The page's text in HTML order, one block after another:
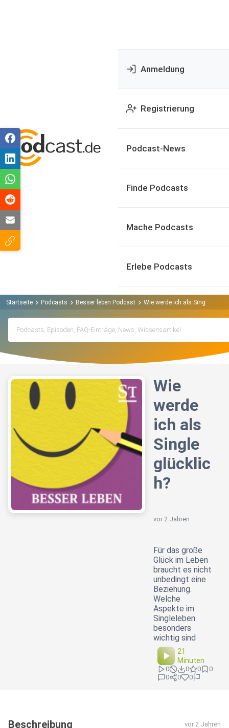
Anmeldung
Registrierung
Podcast-News
Finde Podcasts
Mache Podcasts
Erlebe Podcasts
Startseite Podcasts Besser leben Podcast Wie werde ich als Single
Wie
werde
ich als
Single
glücklic
h?
vor 2 Jahren
Für das große
Glück im Leben
braucht es nicht
unbedingt eine
Beziehung.
Welche
Aspekte im
Singleleben
besonders
wichtig sind
21
Minuten
0 0 0
0
0
0 0
Beschreibung vor 2 Jahren